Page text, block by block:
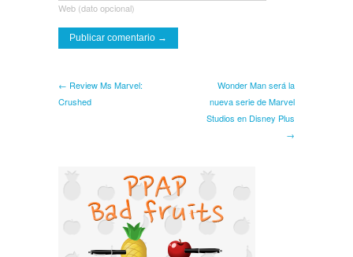
Web (dato opcional)
← Review Ms Marvel:
Crushed
Wonder Man será la
nueva serie de Marvel
Studios en Disney Plus
→